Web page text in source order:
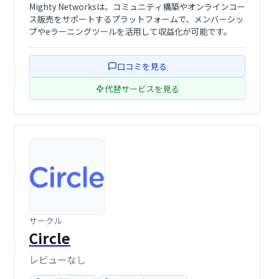
Mighty Networksは、コミュニティ構築やオンラインコー
ス販売をサポートするプラットフォームで、メンバーシッ
プやeラーニングツールを活用して収益化が可能です。
口コミを見る
代替サービスを見る
サークル
Circle
レビューなし